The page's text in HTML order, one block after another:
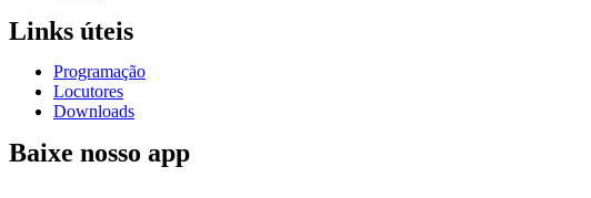
Links úteis
Programação
Locutores
Downloads
Baixe nosso app